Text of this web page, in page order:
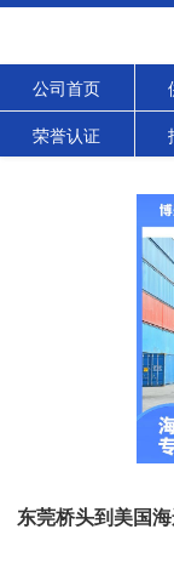
公司首页
荣誉认证
东莞桥头到美国